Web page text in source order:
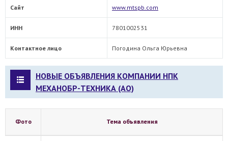
Сайт www.mtspb.com
ИНН 7801002531
Контактное лицо Погодина Ольга Юрьевна
НОВЫЕ ОБЪЯВЛЕНИЯ КОМПАНИИ НПК
МЕХАНОБР-ТЕХНИКА (АО)
Фото Тема объявления